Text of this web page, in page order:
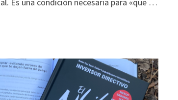
Es una condición necesaria para «que …